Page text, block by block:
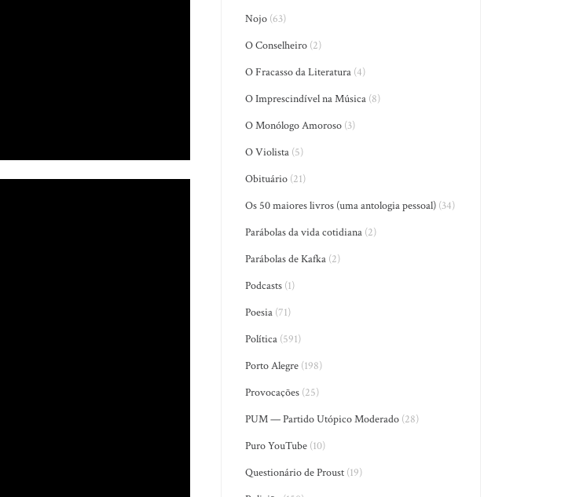
Nojo (63)
O Conselheiro (2)
O Fracasso da Literatura (4)
O Imprescindível na Música (8)
O Monólogo Amoroso (3)
O Violista (5)
Obituário (21)
Os 50 maiores livros (uma antologia pessoal) (34)
Parábolas da vida cotidiana (2)
Parábolas de Kafka (2)
Podcasts (1)
Poesia (71)
Política (591)
Porto Alegre (198)
Provocações (25)
PUM — Partido Utópico Moderado (28)
Puro YouTube (10)
Questionário de Proust (19)